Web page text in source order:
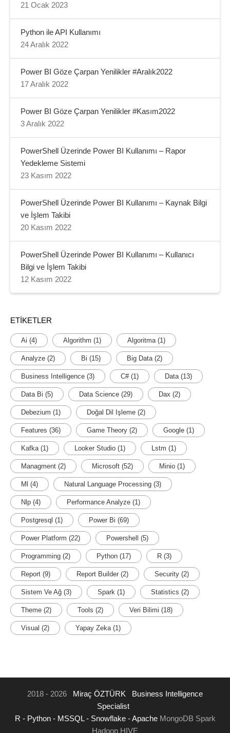
21 Ocak 2023
Python ile API Kullanımı
24 Aralık 2022
Power BI Göze Çarpan Yenilikler #Aralık2022
17 Aralık 2022
Power BI Göze Çarpan Yenilikler #Kasım2022
3 Aralık 2022
PowerShell Üzerinde Power BI Kullanımı – Rapor
Yedekleme Sistemi
23 Kasım 2022
PowerShell Üzerinde Power BI Kullanımı – Kaynak Bilgi
ve İşlem Takibi
20 Kasım 2022
PowerShell Üzerinde Power BI Kullanımı – Kullanıcı
Bilgi ve İşlem Takibi
12 Kasım 2022
ETIKETLER
Ai (4) Algorithm (1) Algoritma (1)
Analyze (2) Bi (15) Big Data (2)
Business Intelligence (3) C#(1) Data (13)
Data Bi (5) Data Science (29) Dax (2)
Debezium (1) Doğal Dil Işleme (2)
Features (36) Game Theory (2) Google (1)
Kafka (1) Looker Studio (1) Lstm (1)
Managment (2) Microsoft (52) Minio (1)
Ml (4) Natural Language Processing (3)
Nlp (4) Performance Analyze (1)
Postgresql (1) Power Bi (69)
Power Platform (22) Powershell (5)
Programming (2) Python (17) R (3)
Report (9) Report Builder (2) Security (2)
Sistem Ve Ağ (3) Spark (1) Statistics (2)
Theme (2) Tools (2) Veri Bilimi (18)
Visual (2) Yapay Zeka (1)
2018 - 2026 Miraç ÖZTÜRK
Business Intelligence
Specialist
R - Python - MSSQL - Snowflake - ApacheMongoDB Spark
Hadoop HIVE